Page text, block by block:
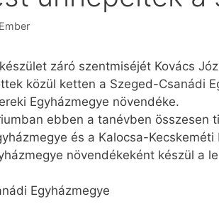
záró szentmiséjét Kovács
közül ketten a Szeged-Csanádi
Egyházmegye növendéke.
ebben a tanévben
és a Kalocsa-
növendékeként készül a
Egyházmegye